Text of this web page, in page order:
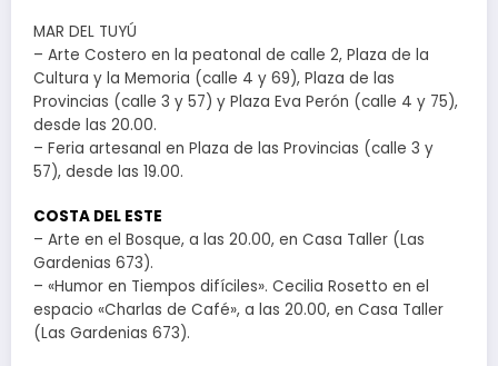
MAR DEL TUYÚ
– Arte Costero en la peatonal de calle 2, Plaza de la
Cultura y la Memoria (calle 4 y 69), Plaza de las
Provincias (calle 3 y 57) y Plaza Eva Perón (calle 4 y 75),
desde las 20.00.
– Feria artesanal en Plaza de las Provincias (calle 3 y
57), desde las 19.00.
COSTA DEL ESTE
– Arte en el Bosque, a las 20.00, en Casa Taller (Las
Gardenias 673).
– «Humor en Tiempos difíciles». Cecilia Rosetto en el
espacio «Charlas de Café», a las 20.00, en Casa Taller
(Las Gardenias 673).